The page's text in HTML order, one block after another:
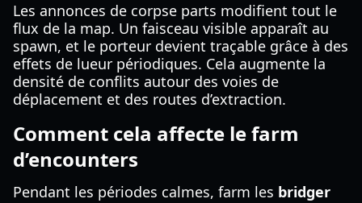
Les annonces de corpse parts modifient tout le
flux de la map. Un faisceau visible apparaît au
spawn, et le porteur devient traçable grâce à des
effets de lueur périodiques. Cela augmente la
densité de conflits autour des voies de
déplacement et des routes d’extraction.
Comment cela affecte le farm
d’encounters
Pendant les périodes calmes, farm les bridger